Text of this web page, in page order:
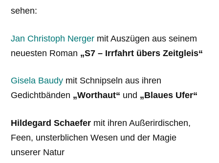
sehen:
Jan Christoph Nerger mit Auszügen aus seinem
neuesten Roman „S7 – Irrfahrt übers Zeitgleis“
Gisela Baudy mit Schnipseln aus ihren
Gedichtbänden „Worthaut“ und „Blaues Ufer“
Hildegard Schaefer mit ihren Außerirdischen,
Feen, unsterblichen Wesen und der Magie
unserer Natur